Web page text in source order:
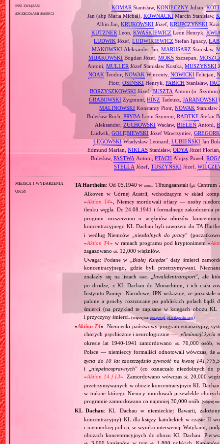
inni związani
szczegółami śmierci
KOMAR Stanisław,KONIECZNY Julian,
Jan (abp Maria Michał), KOWNACKIMarcin Stanisław,
Albin Jan,KRUKOWSKI Józef,KRUPCZYŃSKI
KUTZNER Leon,KWAŚKIEWICZ Leon Henryk,
LUDWIK Józef,LUDWIKIEWICZ Stefan Ignacy,
MAKOWSKI Aleksander Jan, MARUSARZ Stanisław,
MIJAKOWSKI Bogdan Józef,MOKS Szczepan,
Antoni,MULLER Józef Stanisław Kostka,MUSZYŃSKI
NOAK Teodor,NOWAK Wincenty,NOWICKI Felicjan,
Piotr,OSIŃSKI Henryk,PABICH Stanisław,
BORZYSZKOWSKI Józef,BUSZTA Antoni (o.
GRABOWSKI Zygmunt, HINZ Tadeusz, JARANOWSKI
MALINOWSKI Konstanty Piotr,NOWAK
Bolesław Roch,PRYBA Leon Szymon,RADTKE Stefan
Aleksander,ŻUCHOWSKI Wacław,BIELEŃ Antoni,
Ludwik,GOŁĘBIEWSKI Józef Wawrzyniec,
ŁĘGOWSKI Władysław Leonard,ŁUBIEŃSKI Jan
Edmund Marian,NIKLAS Stanisław,ODYA Józef
Bolesław,PASTWA Antoni,PTACH Alojzy Paweł,
STELLA Józef,TUSZYŃSKI Józef,
miejsca i wydarzenia
opisy
TA Hartheim: Od 05.1940 w niem. Tötungsanstalt (pl. Centrum
Alkoven w Górnej Austrii, wchodzącym w skład
«Aktion T4», Niemcy mordowali ofiary — osoby
tlenku węgla. Do 24.08.1941 i formalnego zakończenia
program rozszerzono o więźniów obozów
koncentracyjnego KL Dachau byli zawożeni do TA
i według Niemców „ niezdolnych do pracy”
«Aktion T4» w ramach programu pod kryptonimem «
zagazowanook. 12,000 więźniów.
Uwaga: Podane w „ Białej Księdze” daty śmierci
koncentracyjnego, gdzie byli przetrzymywani.
znalazły się na listach
niem. Invalidentransport”, ale
po drodze, z KL Dachau do Monachium, i ich ciała
Instytutu Pamięci Narodowej IPN wskazuje, że
palone a prochy rozrzucane po pobliskich polach bądź
śmierci (na przykład te zapisane w księgach obozu
i przyczyny śmierci.
(więcej na:ipn.gov.pl,pl.wikipedia.org)
«Aktion T4»: Niemiecki państwowy program eutanazyjny,
chorych psychicznie i neurologicznie — „eliminacji życia
okresie lat 1940‐1941 zamordowanook.
70,000 osób,
Polsce — niemieccy formaliści odnotowali wówczas, że
życia do 10 lat zaoszczędziło żywność na kwotę
i „ niepełnosprawnych” (co oznaczało niezdolnych do
«Aktion 14 f 13». Zamordowano wówczasok. 20,000
przetrzymywanych w obozie koncentracyjnym KL
w trakcie którego Niemcy mordowali przewlekle
programie zamordowano co najmniej 30,000 osób.
(więcej
KL Dachau: KL Dachau w niemieckiej Bawarii,
koncentracyjny) KL dla księży katolickich w czasie II
i niemieckiej policji, w wyniku interwencji Watykanu,
obozach koncentracyjnych do obozu KL Dachau.